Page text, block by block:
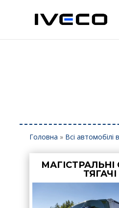
Головна » Всі автомобілі
МАГІСТРАЛЬНІ
ТЯГАЧІ